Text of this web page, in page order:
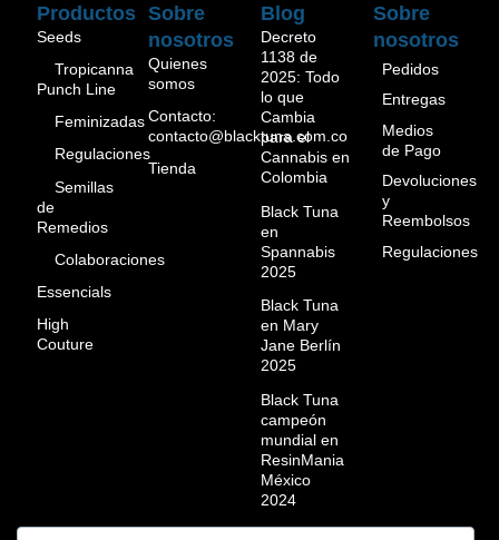
Productos
Seeds
Tropicanna
Punch Line
Feminizadas
Regulaciones
Semillas
de
Remedios
Colaboraciones
Essencials
High
Couture
Sobre
nosotros
Quienes
somos
Contacto:
contacto@blacktuna.com.co
Tienda
Blog
Decreto
1138 de
2025: Todo
lo que
Cambia
para el
Cannabis en
Colombia
Black Tuna
en
Spannabis
2025
Black Tuna
en Mary
Jane Berlín
2025
Black Tuna
campeón
mundial en
ResinMania
México
2024
Sobre
nosotros
Pedidos
Entregas
Medios
de Pago
Devoluciones
y
Reembolsos
Regulaciones